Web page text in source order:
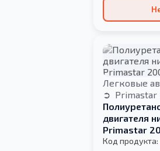
Легковые
Primastar
двигателя
Primastar
Код продукта: